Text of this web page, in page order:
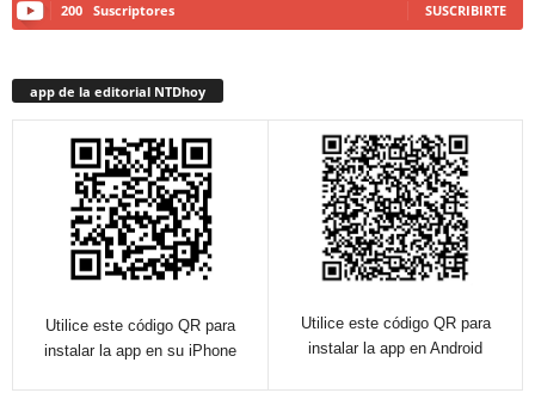
200 Suscriptores SUSCRIBIRTE
app de la editorial NTDhoy
Utilice este código QR para
instalar la app en su iPhone
Utilice este código QR para
instalar la app en Android